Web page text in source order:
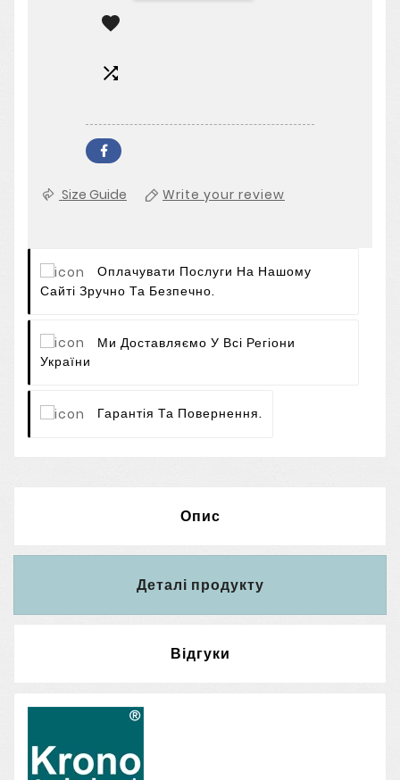


Size Guide Write your review
Оплачувати Послуги На Нашому
Сайті Зручно Та Безпечно.
Ми Доставляємо У Всі Регіони
України
Гарантія Та Повернення.
Опис
Деталі продукту
Відгуки